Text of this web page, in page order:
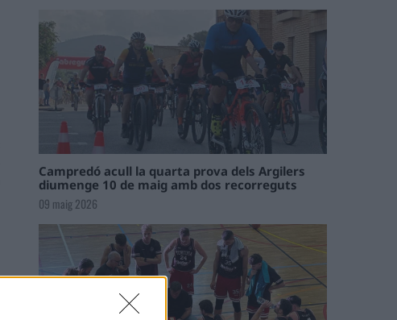
Campredó acull la quarta prova dels Argilers
diumenge 10 de maig amb dos recorreguts
09 maig 2026